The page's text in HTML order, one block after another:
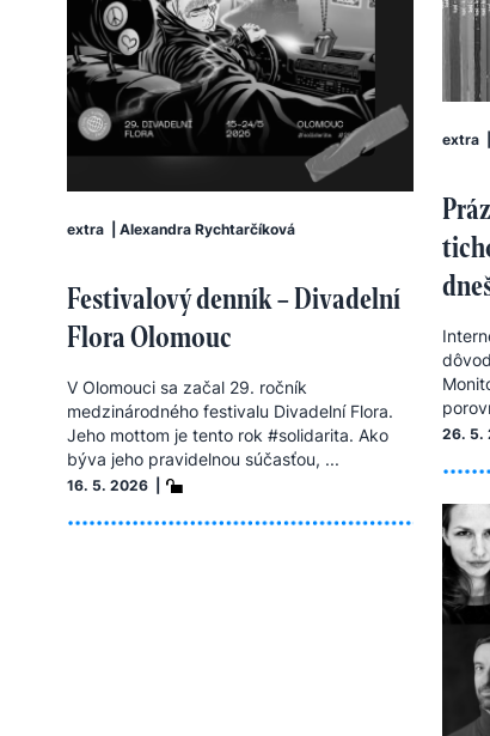
extra
26. 5.
extra Alexandra Rychtarčíková
Festivalový denník – Divadelní
Flora Olomouc
V Olomouci sa začal 29. ročník
medzinárodného festivalu Divadelní Flora.
Jeho mottom je tento rok #solidarita. Ako
býva jeho pravidelnou súčasťou, ...
16. 5. 2026 |